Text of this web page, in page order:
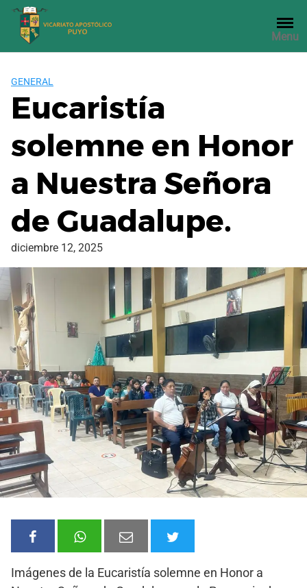
Saltar
contenido
Menu
GENERAL
Eucaristía
solemne en Honor
a Nuestra Señora
de Guadalupe.
diciembre 12, 2025
Imágenes de la Eucaristía solemne en Honor a